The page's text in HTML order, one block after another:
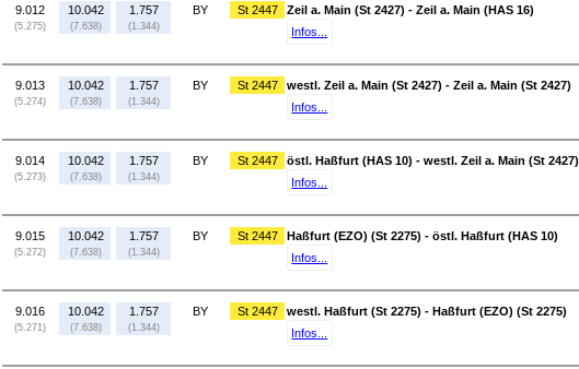
9.012
(5.275)
10.042
(7.638)
1.757
(1.344)
BY St 2447
Zeil a. Main (St 2427) - Zeil a. Main (HAS 16)
Infos...
9.013
(5.274)
10.042
(7.638)
1.757
(1.344)
BY St 2447
westl. Zeil a. Main (St 2427) - Zeil a. Main (St 2427)
Infos...
9.014
(5.273)
10.042
(7.638)
1.757
(1.344)
BY St 2447
östl. Haßfurt (HAS 10) - westl. Zeil a. Main (St 2427)
Infos...
9.015
(5.272)
10.042
(7.638)
1.757
(1.344)
BY St 2447
Haßfurt (EZO) (St 2275) - östl. Haßfurt (HAS 10)
Infos...
9.016
(5.271)
10.042
(7.638)
1.757
(1.344)
BY St 2447
westl. Haßfurt (St 2275) - Haßfurt (EZO) (St 2275)
Infos...